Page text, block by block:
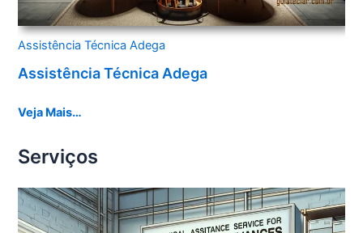
Assistência Técnica Adega
Assistência Técnica Adega
Veja Mais…
Serviços